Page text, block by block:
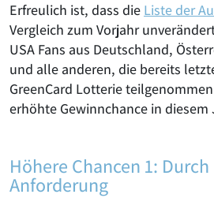
Erfreulich ist, dass die Liste der
Vergleich zum Vorjahr
USA Fans aus Deutschland,
und alle anderen, die bereits
GreenCard Lotterie
erhöhte Gewinnchance in diesem
Höhere Chancen 1:
Anforderung